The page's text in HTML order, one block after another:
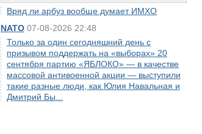
Вряд ли арбуз вообще думает ИМХО
NATO 07-08-2026 22:48
Только за один сегодняшний день с
призывом поддержать на «выборах» 20
сентября партию «ЯБЛОКО» — в качестве
массовой антивоенной акции — выступили
такие разные люди, как Юлия Навальная и
Дмитрий Бы...